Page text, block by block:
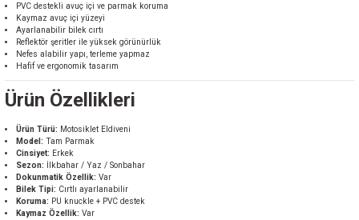
PVC destekli avuç içi ve parmak koruma
Kaymaz avuç içi yüzeyi
Ayarlanabilir bilek cırtı
Reflektör şeritler ile yüksek görünürlük
Nefes alabilir yapı, terleme yapmaz
Hafif ve ergonomik tasarım
Ürün Özellikleri
Ürün Türü: Motosiklet Eldiveni
Model: Tam Parmak
Cinsiyet: Erkek
Sezon: İlkbahar / Yaz / Sonbahar
Dokunmatik Özellik: Var
Bilek Tipi: Cırtlı ayarlanabilir
Koruma: PU knuckle + PVC destek
Kaymaz Özellik: Var